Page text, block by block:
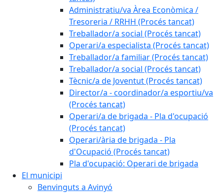
Administratiu/va Àrea Econòmica /
Tresoreria / RRHH (Procés tancat)
Treballador/a social (Procés tancat)
Operari/a especialista (Procés tancat)
Treballador/a familiar (Procés tancat)
Treballador/a social (Procés tancat)
Tècnic/a de Joventut (Procés tancat)
Director/a - coordinador/a esportiu/va
(Procés tancat)
Operari/a de brigada - Pla d'ocupació
(Procés tancat)
Operari/ària de brigada - Pla
d'Ocupació (Procés tancat)
Pla d'ocupació: Operari de brigada
El municipi
Benvinguts a Avinyó